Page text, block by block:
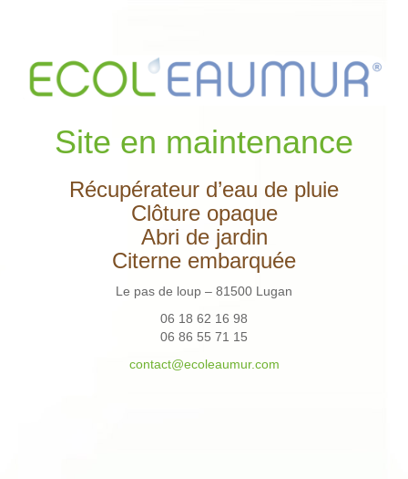
Site en maintenance
Récupérateur d’eau de pluie
Clôture opaque
Abri de jardin
Citerne embarquée
Le pas de loup – 81500 Lugan
06 18 62 16 98
06 86 55 71 15
contact@ecoleaumur.com